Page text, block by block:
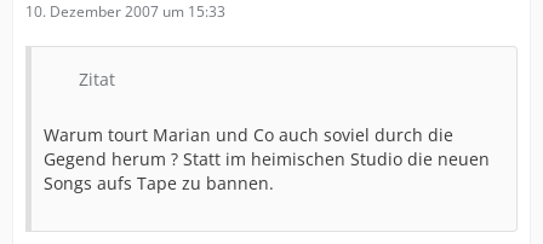
10. Dezember 2007 um 15:33
Zitat
Warum tourt Marian und Co auch soviel durch die
Gegend herum ? Statt im heimischen Studio die neuen
Songs aufs Tape zu bannen.